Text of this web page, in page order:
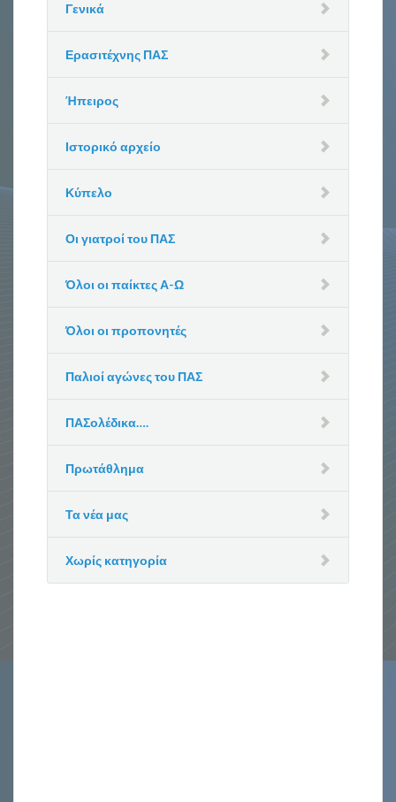
Γενικά
Ερασιτέχνης ΠΑΣ
Ήπειρος
Ιστορικό αρχείο
Κύπελο
Οι γιατροί του ΠΑΣ
Όλοι οι παίκτες Α-Ω
Όλοι οι προπονητές
Παλιοί αγώνες του ΠΑΣ
ΠΑΣολέδικα….
Πρωτάθλημα
Τα νέα μας
Χωρίς κατηγορία